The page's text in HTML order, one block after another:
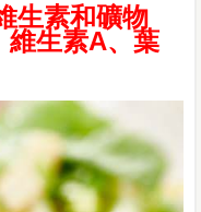
生素和礦物
維生素A、葉